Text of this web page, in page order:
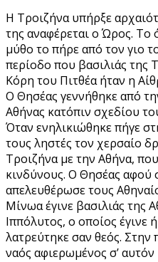
Η Τροιζήνα υπήρξε
της αναφέρεται ο Ώρος.
μύθο το πήρε από τον γιο
περίοδο που βασιλιάς της
Κόρη του Πιτθέα ήταν η
Ο Θησέας γεννήθηκε από
Αθήνας κατόπιν σχεδίου
Όταν ενηλικιώθηκε πήγε
τους ληστές τον χερσαίο
Τροιζήνα με την Αθήνα,
κινδύνους. Ο Θησέας
απελευθέρωσε τους
Μίνωα έγινε βασιλιάς της
Ιππόλυτος, ο οποίος έγινε
λατρεύτηκε σαν θεός.
ναός αφιερωμένος σ’ αυτόν